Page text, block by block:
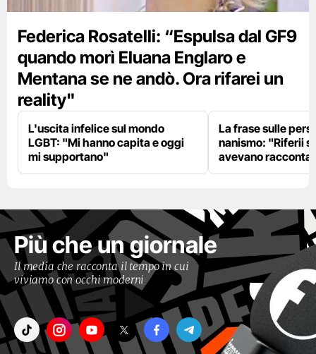
Federica Rosatelli: “Espulsa dal GF9
quando morì Eluana Englaro e
Mentana se ne andò. Ora rifarei un
reality"
L'uscita infelice sul mondo
LGBT: "Mi hanno capita e oggi
mi supportano"
La frase sulle
nanismo: "Riferii
avevano
Più che un giornale
Il media che racconta il tempo in cui
viviamo con occhi moderni